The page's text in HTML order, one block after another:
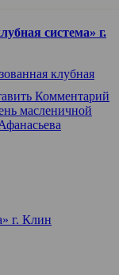
система» г.
клубная
Комментарий
масленичной
г. Клин